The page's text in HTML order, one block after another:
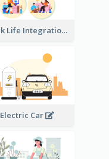
Work Life Integration
Electric Car